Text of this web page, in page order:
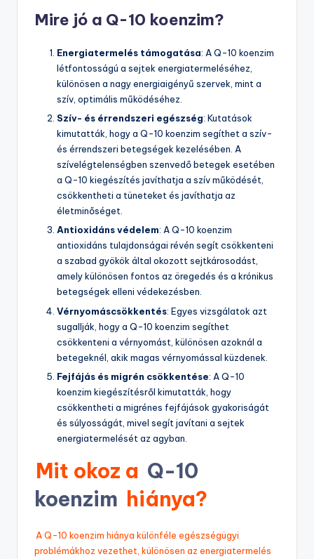
Mire jó a Q-10 koenzim?
Energiatermelés támogatása: A Q-10 koenzim
létfontosságú a sejtek energiatermeléséhez,
különösen a nagy energiaigényű szervek, mint a
szív, optimális működéséhez.
Szív- és érrendszeri egészség: Kutatások
kimutatták, hogy a Q-10 koenzim segíthet a szív-
és érrendszeri betegségek kezelésében. A
szívelégtelenségben szenvedő betegek esetében
a Q-10 kiegészítés javíthatja a szív működését,
csökkentheti a tüneteket és javíthatja az
életminőséget.
Antioxidáns védelem: A Q-10 koenzim
antioxidáns tulajdonságai révén segít csökkenteni
a szabad gyökök által okozott sejtkárosodást,
amely különösen fontos az öregedés és a krónikus
betegségek elleni védekezésben.
Vérnyomáscsökkentés: Egyes vizsgálatok azt
sugallják, hogy a Q-10 koenzim segíthet
csökkenteni a vérnyomást, különösen azoknál a
betegeknél, akik magas vérnyomással küzdenek.
Fejfájás és migrén csökkentése: A Q-10
koenzim kiegészítésről kimutatták, hogy
csökkentheti a migrénes fejfájások gyakoriságát
és súlyosságát, mivel segít javítani a sejtek
energiatermelését az agyban.
Mit okoz a Q-10
koenzim hiánya?
A Q-10 koenzim hiánya különféle egészségügyi
problémákhoz vezethet, különösen az energiatermelés